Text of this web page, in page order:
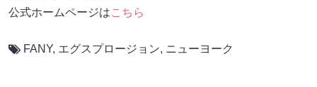
公式ホームページはこちら
FANY, エグスプロージョン, ニューヨーク